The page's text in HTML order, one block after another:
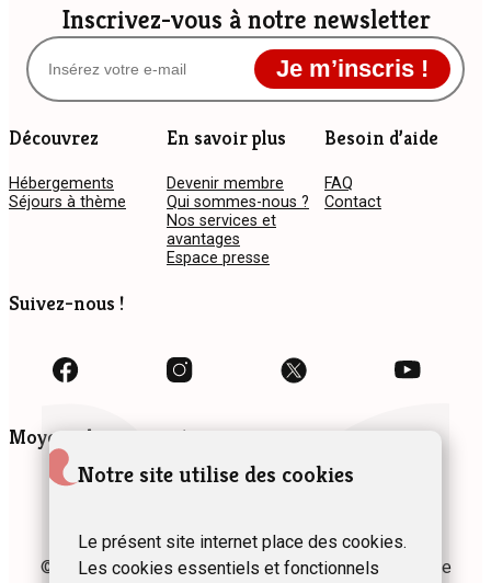
Inscrivez-vous à notre newsletter
Je m’inscris !
Découvrez
Hébergements
Séjours à thème
En savoir plus
Devenir membre
Qui sommes-nous ?
Nos services et
avantages
Espace presse
Besoin d’aide
FAQ
Contact
Suivez-nous !
Moyens de paiement
© 2024 Fédération des Gîtes et Chambres d’hôtes de
Notre site utilise des cookies
Le présent site internet place des cookies.
Les cookies essentiels et fonctionnels